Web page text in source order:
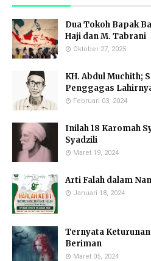
Dua Tokoh Bapak
Haji dan M. Tabrani
Oktober 27, 2025
KH. Abdul Muchith;
Penggagas
Februari 03, 2024
Inilah 18 Karomah
Syadzili
Maret 19, 2024
Arti Falah dalam
Januari 18, 2024
Ternyata
Beriman
Maret 05, 2024